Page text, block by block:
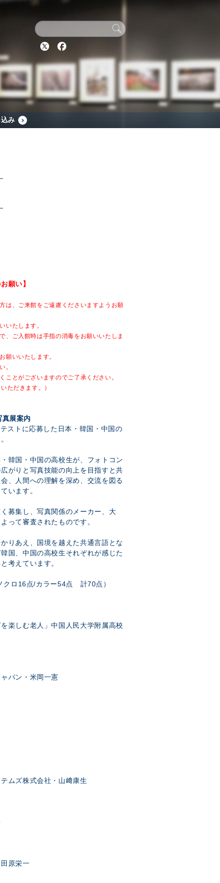
Twitter
み
願い】
は、ご来館をご遠慮くださいますようお願
いたします。
、ご入館時は手指の消毒をお願いいたしま
願いいたします。
。
ことがございますのでご了承ください。
ただきます。）
真展案内
ストに応募した日本・韓国・中国の
韓国・中国の高校生が、フォトコン
がりと写真技能の向上を目指すと共
、人間への理解を深め、交流を図る
います。
募集し、写真関係のメーカー、大
って審査されたものです。
りあえ、国境を越えた共通言語とな
国、中国の高校生それぞれが感じた
考えています。
クロ16点/カラー54点 計70点）
楽しむ老人」中国人民大学附属高校
パン・米岡一憲
ムズ株式会社・山﨑康生
原栄一